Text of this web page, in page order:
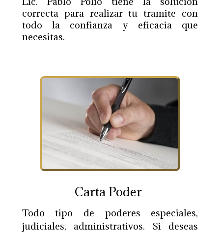
correcta para realizar tu tramite con
todo la confianza y eficacia que
necesitas.
Carta Poder
Todo tipo de poderes especiales,
judiciales, administrativos. Si deseas